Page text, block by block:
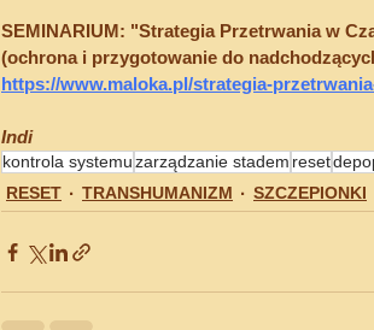
SEMINARIUM: "Strategia Przetrwania w
(ochrona i przygotowanie do
https://www.maloka.pl/strategia-
Indi
kontrola systemuzarządzanie stadem reset
RESET
TRANSHUMANIZM SZCZEPIONKI